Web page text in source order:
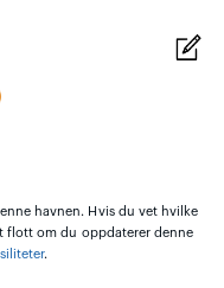
havnen. Hvis du vet hvilke
flott om du oppdaterer denne
.